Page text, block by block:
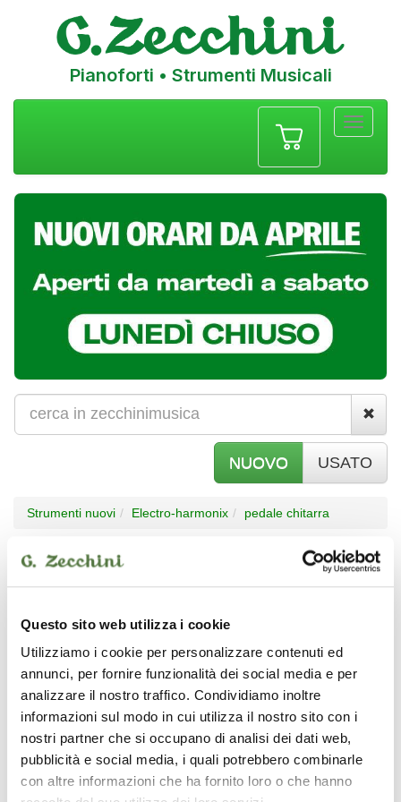
Questo sito web utilizza i cookie
Utilizziamo i cookie per personalizzare contenuti ed
annunci, per fornire funzionalità dei social media e per
analizzare il nostro traffico. Condividiamo inoltre
informazioni sul modo in cui utilizza il nostro sito con i
nostri partner che si occupano di analisi dei dati web,
pubblicità e social media, i quali potrebbero combinarle
con altre informazioni che ha fornito loro o che hanno
Pianoforti • Strumenti Musicali
NUOVO USATO
Strumenti nuovi Electro-harmonix pedale chitarra
Electro-harmonix -
pedale chitarra
ELECTRO-HARMONIX ELECTRO-HARMONIX